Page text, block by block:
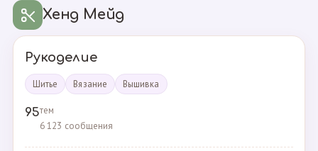
Хенд Мейд
Рукоделие
Шитье Вязание Вышивка
95тем
6 123 сообщения